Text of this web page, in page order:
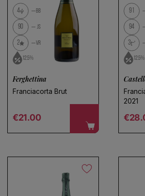
4 BB
90 JS
2 VR
12.5%
Ferghettina
Franciacorta Brut
Regular price
€21.00
91
94
3
12.5%
2021